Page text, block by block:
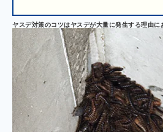
ヤスデ対策のコツはヤスデが大量に発生する理由に